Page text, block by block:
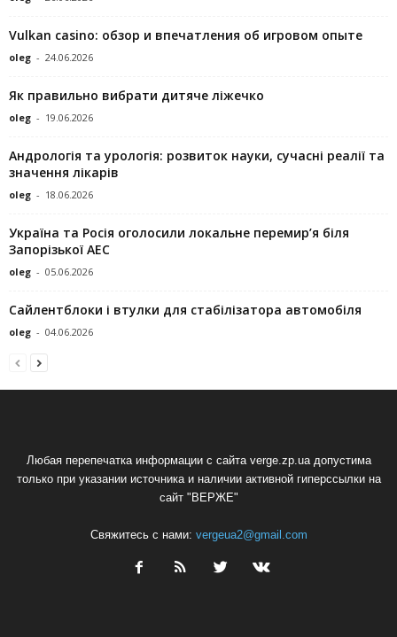
Vulkan casino: обзор и впечатления об игровом опыте
oleg - 24.06.2026
Як правильно вибрати дитяче ліжечко
oleg - 19.06.2026
Андрологія та урологія: розвиток науки, сучасні реалії та
значення лікарів
oleg - 18.06.2026
Україна та Росія оголосили локальне перемир’я біля
Запорізької АЕС
oleg - 05.06.2026
Сайлентблоки і втулки для стабілізатора автомобіля
oleg - 04.06.2026
Любая перепечатка информации с сайта verge.zp.ua допустима
только при указании источника и наличии активной гиперссылки на
сайт "ВЕРЖЕ"
Свяжитесь с нами: vergeua2@gmail.com